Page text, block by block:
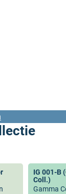
IG 001-B
Coll.)
Gamma